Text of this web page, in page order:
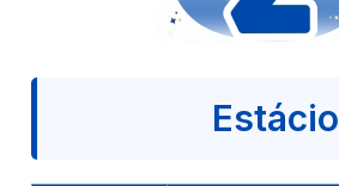
Estácio